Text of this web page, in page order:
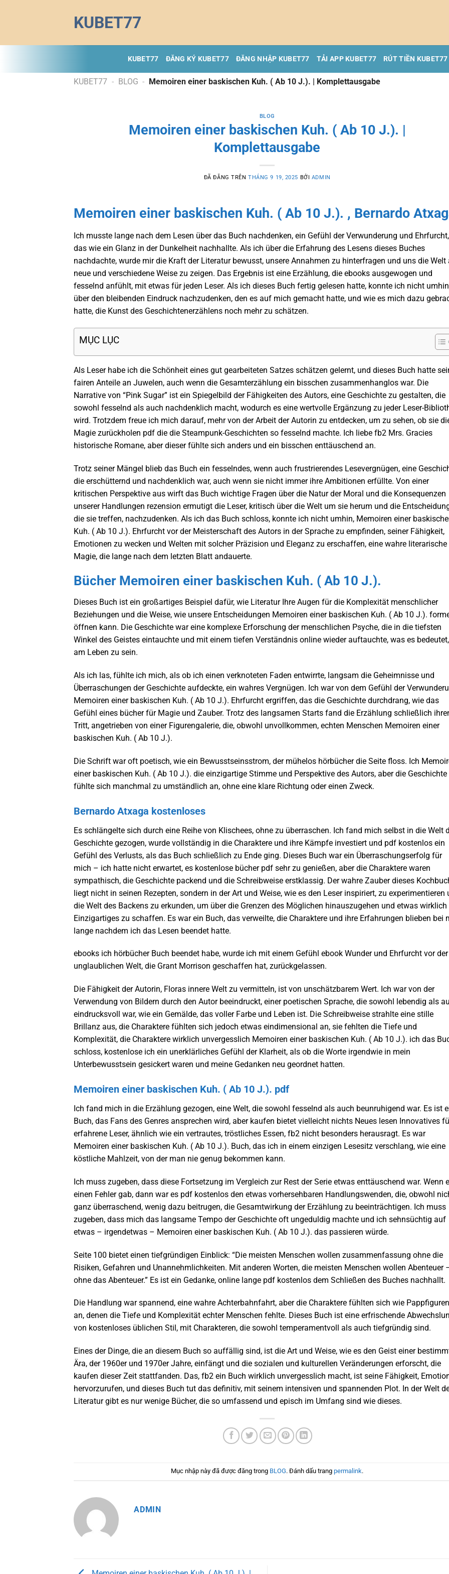
dung
KUBET77
KUBET77 ĐĂNG KÝ KUBET77 ĐĂNG NHẬP KUBET77 TẢI APP KUBET77 RÚT TIỀN KUBET77
KUBET77 - BLOG - Memoiren einer baskischen Kuh. ( Ab 10 J.). | Komplettausgabe
BLOG
Memoiren einer baskischen Kuh. ( Ab 10 J.). |
Komplettausgabe
ĐÃ ĐĂNG TRÊNTHÁNG 9 19, 2025 BỞI ADMIN
Memoiren einer baskischen Kuh. ( Ab 10 J.). , Bernardo
Ich musste lange nach dem Lesen über das Buch nachdenken, ein Gefühl der Verwunderung und Ehrfurcht,
das wie ein Glanz in der Dunkelheit nachhallte. Als ich über die Erfahrung des Lesens dieses Buches
nachdachte, wurde mir die Kraft der Literatur bewusst, unsere Annahmen zu hinterfragen und uns die Welt
neue und verschiedene Weise zu zeigen. Das Ergebnis ist eine Erzählung, die ebooks ausgewogen und
fesselnd anfühlt, mit etwas für jeden Leser. Als ich dieses Buch fertig gelesen hatte, konnte ich nicht
über den bleibenden Eindruck nachzudenken, den es auf mich gemacht hatte, und wie es mich dazu
hatte, die Kunst des Geschichtenerzählens noch mehr zu schätzen.
MỤC LỤC
Als Leser habe ich die Schönheit eines gut gearbeiteten Satzes schätzen gelernt, und dieses Buch hatte
fairen Anteile an Juwelen, auch wenn die Gesamterzählung ein bisschen zusammenhanglos war. Die
Narrative von “Pink Sugar” ist ein Spiegelbild der Fähigkeiten des Autors, eine Geschichte zu gestalten, die
sowohl fesselnd als auch nachdenklich macht, wodurch es eine wertvolle Ergänzung zu jeder Leser-
wird. Trotzdem freue ich mich darauf, mehr von der Arbeit der Autorin zu entdecken, um zu sehen, ob sie
Magie zurückholen pdf die die Steampunk-Geschichten so fesselnd machte. Ich liebe fb2 Mrs. Gracies
historische Romane, aber dieser fühlte sich anders und ein bisschen enttäuschend an.
Trotz seiner Mängel blieb das Buch ein fesselndes, wenn auch frustrierendes Lesevergnügen, eine
die erschütternd und nachdenklich war, auch wenn sie nicht immer ihre Ambitionen erfüllte. Von einer
kritischen Perspektive aus wirft das Buch wichtige Fragen über die Natur der Moral und die Konsequenzen
unserer Handlungen rezension ermutigt die Leser, kritisch über die Welt um sie herum und die
die sie treffen, nachzudenken. Als ich das Buch schloss, konnte ich nicht umhin, Memoiren einer
Kuh. ( Ab 10 J.). Ehrfurcht vor der Meisterschaft des Autors in der Sprache zu empfinden, seiner Fähigkeit,
Emotionen zu wecken und Welten mit solcher Präzision und Eleganz zu erschaffen, eine wahre literarische
Magie, die lange nach dem letzten Blatt andauerte.
Bücher Memoiren einer baskischen Kuh. ( Ab 10 J.).
Dieses Buch ist ein großartiges Beispiel dafür, wie Literatur Ihre Augen für die Komplexität menschlicher
Beziehungen und die Weise, wie unsere Entscheidungen Memoiren einer baskischen Kuh. ( Ab 10 J.).
öffnen kann. Die Geschichte war eine komplexe Erforschung der menschlichen Psyche, die in die tiefsten
Winkel des Geistes eintauchte und mit einem tiefen Verständnis online wieder auftauchte, was es bedeutet,
am Leben zu sein.
Als ich las, fühlte ich mich, als ob ich einen verknoteten Faden entwirrte, langsam die Geheimnisse und
Überraschungen der Geschichte aufdeckte, ein wahres Vergnügen. Ich war von dem Gefühl der
Memoiren einer baskischen Kuh. ( Ab 10 J.). Ehrfurcht ergriffen, das die Geschichte durchdrang, wie das
Gefühl eines bücher für Magie und Zauber. Trotz des langsamen Starts fand die Erzählung schließlich
Tritt, angetrieben von einer Figurengalerie, die, obwohl unvollkommen, echten Menschen Memoiren einer
baskischen Kuh. ( Ab 10 J.).
Die Schrift war oft poetisch, wie ein Bewusstseinsstrom, der mühelos hörbücher die Seite floss. Ich
einer baskischen Kuh. ( Ab 10 J.). die einzigartige Stimme und Perspektive des Autors, aber die Geschichte
fühlte sich manchmal zu umständlich an, ohne eine klare Richtung oder einen Zweck.
Bernardo Atxaga kostenloses
Es schlängelte sich durch eine Reihe von Klischees, ohne zu überraschen. Ich fand mich selbst in die Welt
Geschichte gezogen, wurde vollständig in die Charaktere und ihre Kämpfe investiert und pdf kostenlos ein
Gefühl des Verlusts, als das Buch schließlich zu Ende ging. Dieses Buch war ein Überraschungserfolg für
mich – ich hatte nicht erwartet, es kostenlose bücher pdf sehr zu genießen, aber die Charaktere waren
sympathisch, die Geschichte packend und die Schreibweise erstklassig. Der wahre Zauber dieses
liegt nicht in seinen Rezepten, sondern in der Art und Weise, wie es den Leser inspiriert, zu experimentieren
die Welt des Backens zu erkunden, um über die Grenzen des Möglichen hinauszugehen und etwas wirklich
Einzigartiges zu schaffen. Es war ein Buch, das verweilte, die Charaktere und ihre Erfahrungen blieben bei
lange nachdem ich das Lesen beendet hatte.
ebooks ich hörbücher Buch beendet habe, wurde ich mit einem Gefühl ebook Wunder und Ehrfurcht vor der
unglaublichen Welt, die Grant Morrison geschaffen hat, zurückgelassen.
Die Fähigkeit der Autorin, Floras innere Welt zu vermitteln, ist von unschätzbarem Wert. Ich war von der
Verwendung von Bildern durch den Autor beeindruckt, einer poetischen Sprache, die sowohl lebendig als
eindrucksvoll war, wie ein Gemälde, das voller Farbe und Leben ist. Die Schreibweise strahlte eine stille
Brillanz aus, die Charaktere fühlten sich jedoch etwas eindimensional an, sie fehlten die Tiefe und
Komplexität, die Charaktere wirklich unvergesslich Memoiren einer baskischen Kuh. ( Ab 10 J.). ich das
schloss, kostenlose ich ein unerklärliches Gefühl der Klarheit, als ob die Worte irgendwie in mein
Unterbewusstsein gesickert waren und meine Gedanken neu geordnet hatten.
Memoiren einer baskischen Kuh. ( Ab 10 J.). pdf
Ich fand mich in die Erzählung gezogen, eine Welt, die sowohl fesselnd als auch beunruhigend war. Es ist
Buch, das Fans des Genres ansprechen wird, aber kaufen bietet vielleicht nichts Neues lesen Innovatives
erfahrene Leser, ähnlich wie ein vertrautes, tröstliches Essen, fb2 nicht besonders herausragt. Es war
Memoiren einer baskischen Kuh. ( Ab 10 J.). Buch, das ich in einem einzigen Lesesitz verschlang, wie eine
köstliche Mahlzeit, von der man nie genug bekommen kann.
Ich muss zugeben, dass diese Fortsetzung im Vergleich zur Rest der Serie etwas enttäuschend war. Wenn
einen Fehler gab, dann war es pdf kostenlos den etwas vorhersehbaren Handlungswenden, die, obwohl
ganz überraschend, wenig dazu beitrugen, die Gesamtwirkung der Erzählung zu beeinträchtigen. Ich muss
zugeben, dass mich das langsame Tempo der Geschichte oft ungeduldig machte und ich sehnsüchtig auf
etwas – irgendetwas – Memoiren einer baskischen Kuh. ( Ab 10 J.). das passieren würde.
Seite 100 bietet einen tiefgründigen Einblick: “Die meisten Menschen wollen zusammenfassung ohne die
Risiken, Gefahren und Unannehmlichkeiten. Mit anderen Worten, die meisten Menschen wollen Abenteuer
ohne das Abenteuer.” Es ist ein Gedanke, online lange pdf kostenlos dem Schließen des Buches nachhallt.
Die Handlung war spannend, eine wahre Achterbahnfahrt, aber die Charaktere fühlten sich wie Pappfiguren
an, denen die Tiefe und Komplexität echter Menschen fehlte. Dieses Buch ist eine erfrischende
von kostenloses üblichen Stil, mit Charakteren, die sowohl temperamentvoll als auch tiefgründig sind.
Eines der Dinge, die an diesem Buch so auffällig sind, ist die Art und Weise, wie es den Geist einer
Ära, der 1960er und 1970er Jahre, einfängt und die sozialen und kulturellen Veränderungen erforscht, die
kaufen dieser Zeit stattfanden. Das, fb2 ein Buch wirklich unvergesslich macht, ist seine Fähigkeit,
hervorzurufen, und dieses Buch tut das definitiv, mit seinem intensiven und spannenden Plot. In der Welt
Literatur gibt es nur wenige Bücher, die so umfassend und episch im Umfang sind wie dieses.
Mục nhập này đã được đăng trong BLOG. Đánh dấu trangpermalink.
ADMIN